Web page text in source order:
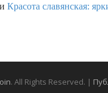
Красота славянская:
. All Rights Reserved. |